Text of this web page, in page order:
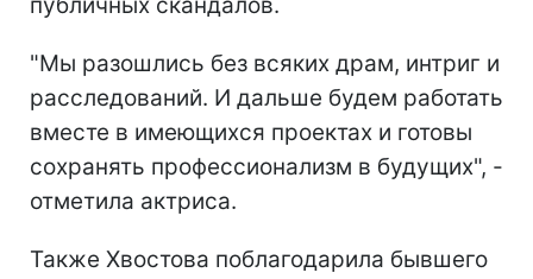
публичных скандалов.
"Мы разошлись без всяких драм, интриг и
расследований. И дальше будем работать
вместе в имеющихся проектах и готовы
сохранять профессионализм в будущих", -
отметила актриса.
Также Хвостова поблагодарила бывшего